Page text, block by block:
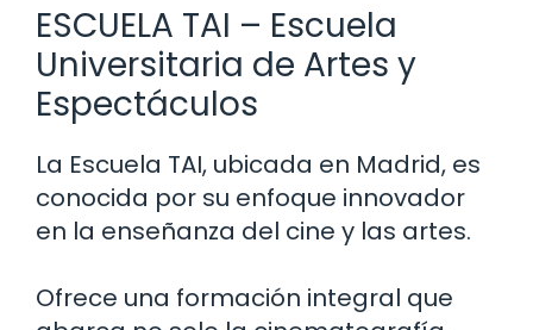
ESCUELA TAI – Escuela
Universitaria de Artes y
Espectáculos
La Escuela TAI, ubicada en Madrid, es
conocida por su enfoque innovador
en la enseñanza del cine y las artes.
Ofrece una formación integral que